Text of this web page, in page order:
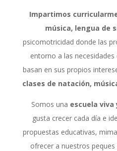
Impartimos
música, lengua de
psicomotricidad donde las
entorno a las
basan en sus propios
clases de natación,
Somos una escuela viva
gusta crecer cada día e
propuestas educativas,
ofrecer a nuestros